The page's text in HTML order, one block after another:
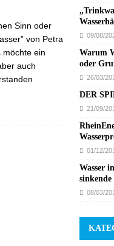
Sinn oder
von Petra
möchte ein
auch
09/08/
Warum
oder
26/03/
DER
21/09/
01/12/
Wasser
sinkende
08/03/